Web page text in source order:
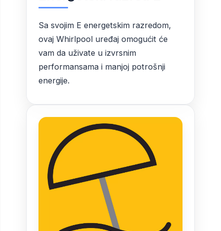
Sa svojim E energetskim razredom,
ovaj Whirlpool uređaj omogućit će
vam da uživate u izvrsnim
performansama i manjoj potrošnji
energije.